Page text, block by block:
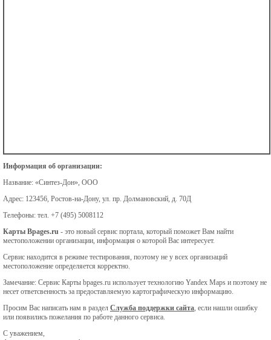
Информация об организации:
Название: «Синтез-Дон», ООО
Адрес: 123456, Ростов-на-Дону, ул. пр. Долмановский, д. 70Д
Телефоны: тел. +7 (495) 5008112
Карты Bpages.ru - это новый сервис портала, который поможет Вам найти
местоположении организации, информация о которой Вас интересует.
Сервис находится в режиме тестирования, поэтому не у всех организаций
местоположение определяется корректно.
Замечание: Сервис Карты bpages.ru использует технологию Yandex Maps и поэтому не
несет ответсвенность за предоставляемую картографическую информацию.
Просим Вас написать нам в раздел Служба поддержки сайта, если нашли ошибку
или появились пожелания по работе данного сервиса.
С уважением,